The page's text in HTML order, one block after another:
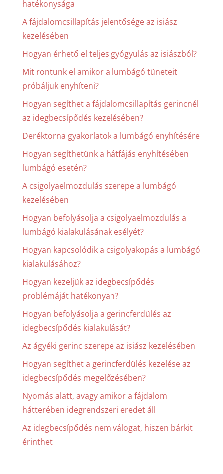
hatékonysága
A fájdalomcsillapítás jelentősége az isiász
kezelésében
Hogyan érhető el teljes gyógyulás az isiászból?
Mit rontunk el amikor a lumbágó tüneteit
próbáljuk enyhíteni?
Hogyan segíthet a fájdalomcsillapítás gerincnél
az idegbecsípődés kezelésében?
Deréktorna gyakorlatok a lumbágó enyhítésére
Hogyan segíthetünk a hátfájás enyhítésében
lumbágó esetén?
A csigolyaelmozdulás szerepe a lumbágó
kezelésében
Hogyan befolyásolja a csigolyaelmozdulás a
lumbágó kialakulásának esélyét?
Hogyan kapcsolódik a csigolyakopás a lumbágó
kialakulásához?
Hogyan kezeljük az idegbecsípődés
problémáját hatékonyan?
Hogyan befolyásolja a gerincferdülés az
idegbecsípődés kialakulását?
Az ágyéki gerinc szerepe az isiász kezelésében
Hogyan segíthet a gerincferdülés kezelése az
idegbecsípődés megelőzésében?
Nyomás alatt, avagy amikor a fájdalom
hátterében idegrendszeri eredet áll
Az idegbecsípődés nem válogat, hiszen bárkit
érinthet